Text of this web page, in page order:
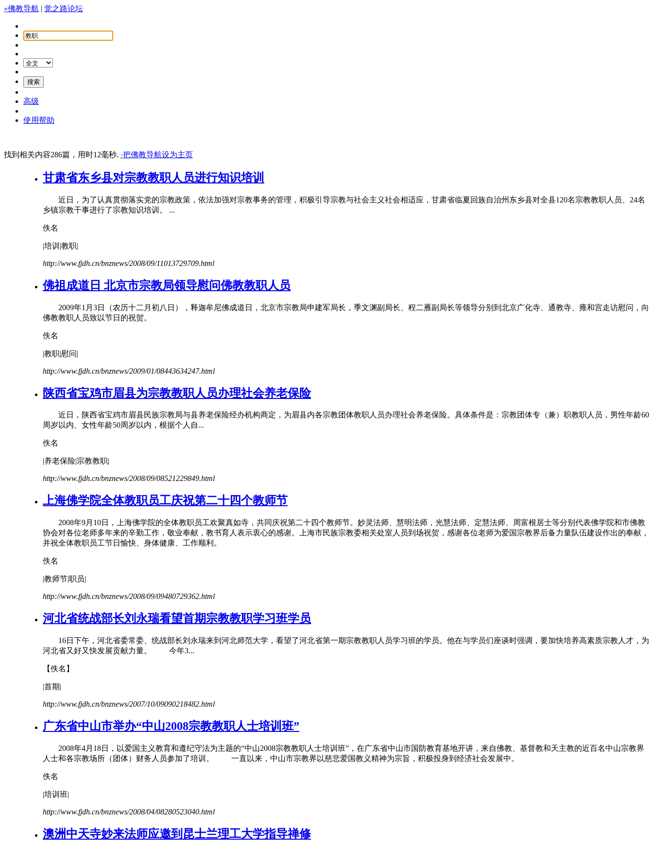
«佛教导航 | 觉之路论坛
高级
使用帮助
找到相关内容286篇，用时12毫秒. ·把佛教导航设为主页
甘肃省东乡县对宗教教职人员进行知识培训
近日，为了认真贯彻落实党的宗教政策，依法加强对宗教事务的管理，积极引导宗教与社会主义社会相适应，甘肃省临夏回族自治州东乡县对全县120名宗教教职人员、24名
乡镇宗教干事进行了宗教知识培训。 ...
佚名
|培训|教职|
http://www.fjdh.cn/bnznews/2008/09/11013729709.html
佛祖成道日 北京市宗教局领导慰问佛教教职人员
2009年1月3日（农历十二月初八日），释迦牟尼佛成道日，北京市宗教局申建军局长，季文渊副局长、程二雁副局长等领导分别到北京广化寺、通教寺、雍和宫走访慰问，向
佛教教职人员致以节日的祝贺。
佚名
|教职|慰问|
http://www.fjdh.cn/bnznews/2009/01/08443634247.html
陕西省宝鸡市眉县为宗教教职人员办理社会养老保险
近日，陕西省宝鸡市眉县民族宗教局与县养老保险经办机构商定，为眉县内各宗教团体教职人员办理社会养老保险。具体条件是：宗教团体专（兼）职教职人员，男性年龄60
周岁以内、女性年龄50周岁以内，根据个人自...
佚名
|养老保险|宗教教职|
http://www.fjdh.cn/bnznews/2008/09/08521229849.html
上海佛学院全体教职员工庆祝第二十四个教师节
2008年9月10日，上海佛学院的全体教职 员工欢聚真如寺，共同庆祝第二十四个教师节。妙灵法师、慧明法师，光慧法师、定慧法师、周富根居士等分别代表佛学院和市佛教
协会对各位老师多年来的辛勤工作，敬业奉献，教书育人表示衷心的感谢。上海市民族宗教委相关处室人员到场祝贺，感谢各位老师为爱国宗教界后备力量队伍建设作出的奉献，
并祝全体教职 员工节日愉快、身体健康、工作顺利。
佚名
|教师节|职员|
http://www.fjdh.cn/bnznews/2008/09/09480729362.html
河北省统战部长刘永瑞看望首期宗教教职学习班学员
16日下午，河北省委常委、统战部长刘永瑞来到河北师范大学，看望了河北省第一期宗教教职人员学习班的学员。他在与学员们座谈时强调，要加快培养高素质宗教人才，为
河北省又好又快发展贡献力量。 今年3...
【佚名】
|首期|
http://www.fjdh.cn/bnznews/2007/10/09090218482.html
广东省中山市举办“中山2008宗教教职人士培训班”
2008年4月18日，以爱国主义教育和遵纪守法为主题的“中山2008宗教教职 人士培训班”，在广东省中山市国防教育基地开讲，来自佛教、基督教和天主教的近百名中山宗教界
人士和各宗教场所（团体）财务人员参加了培训。 一直以来，中山市宗教界以慈悲爱国教义精神为宗旨，积极投身到经济社会发展中。
佚名
|培训班|
http://www.fjdh.cn/bnznews/2008/04/08280523040.html
澳洲中天寺妙来法师应邀到昆士兰理工大学指导禅修